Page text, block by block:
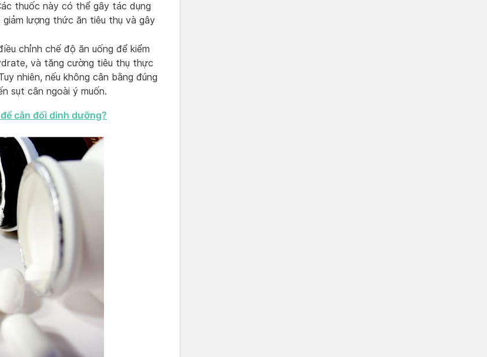
thuốc này có thể gây tác dụng
lượng thức ăn tiêu thụ và gây
chỉnh chế độ ăn uống để kiểm
và tăng cường tiêu thụ thực
nhiên, nếu không cân bằng đúng
sụt cân ngoài ý muốn.
cân đối dinh dưỡng?